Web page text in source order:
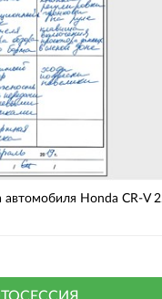
автомобиля Honda CR-V